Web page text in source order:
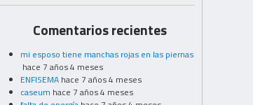
Comentarios recientes
mi esposo tiene manchas rojas en las piernas
hace 7 años 4 meses
ENFISEMA hace 7 años 4 meses
caseum hace 7 años 4 meses